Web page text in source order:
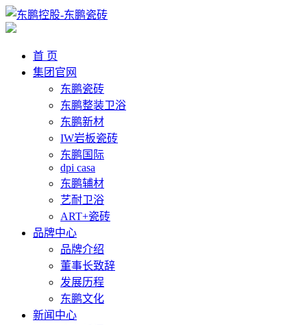
首 页
集团官网
东鹏瓷砖
东鹏整装卫浴
东鹏新材
IW岩板瓷砖
东鹏国际
dpi casa
东鹏辅材
艺耐卫浴
ART+瓷砖
品牌中心
品牌介绍
董事长致辞
发展历程
东鹏文化
新闻中心